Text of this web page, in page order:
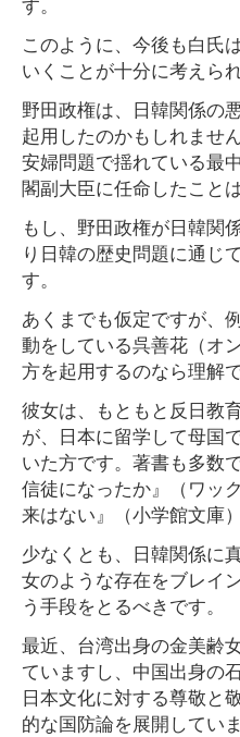
このように、今後も白氏
いくことが十分に考えられ
野田政権は、日韓関係の
起用したのかもしれませ
安婦問題で揺れている最
閣副大臣に任命したこと
もし、野田政権が日韓関
り日韓の歴史問題に通じ
す。
あくまでも仮定ですが、
動をしている呉善花（オ
方を起用するのなら理解
彼女は、もともと反日教
が、日本に留学して母国
いた方です。著書も多数
信徒になったか』（ワッ
来はない』（小学館文庫
少なくとも、日韓関係に
女のような存在をブレイ
う手段をとるべきです。
最近、台湾出身の金美齢
ていますし、中国出身の
日本文化に対する尊敬と
的な国防論を展開していま